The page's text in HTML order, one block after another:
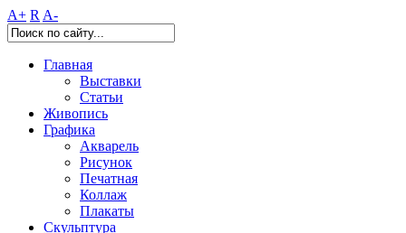
A+ R A-
Главная
Выставки
Статьи
Живопись
Графика
Акварель
Рисунок
Печатная
Коллаж
Плакаты
Скульптура